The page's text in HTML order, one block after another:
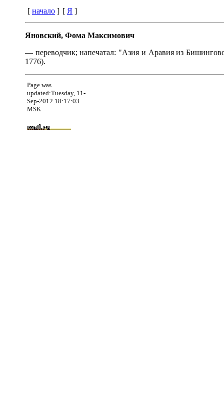
[ начало ] [ Я ]
Яновский, Фома Максимович
— переводчик; напечатал: "Азия и Аравия из
1776).
Page was
updated:Tuesday, 11-
Sep-2012 18:17:03
MSK